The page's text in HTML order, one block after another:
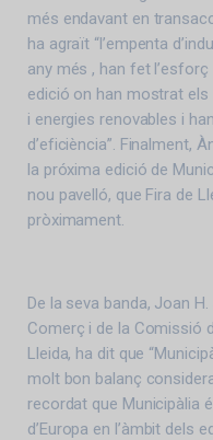
més endavant en
ha agraït “l’empenta
any més , han fet
edició on han mostrat els
i energies renovables i
d’eficiència”. Finalment,
la próxima edició de
nou pavelló, que Fira de
pròximament.
De la seva banda, Joan
Comerç i de la Comissió
Lleida, ha dit que
molt bon balanç
recordat que Municipàlia
d’Europa en l’àmbit dels